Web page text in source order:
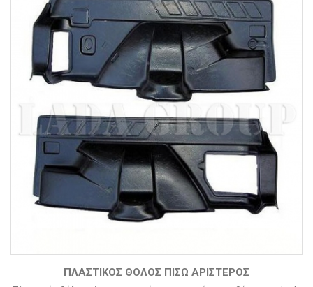
ΠΛΑΣΤΙΚΌΣ ΘΌΛΟΣ ΠΊΣΩ ΑΡΙΣΤΕΡΌΣ